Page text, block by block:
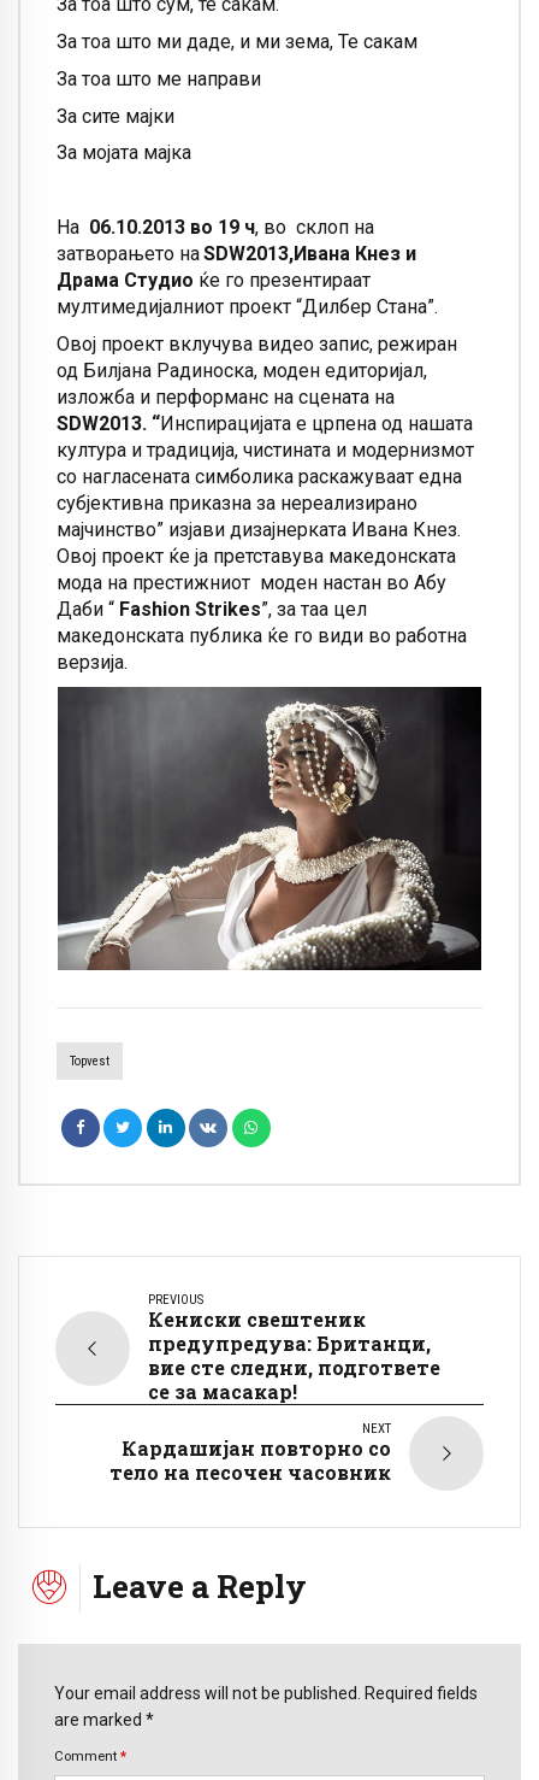
За тоа што сум, те сакам.
За тоа што ми даде, и ми зема, Те сакам
За тоа што ме направи
За сите мајки
За мојата мајка
На 06.10.2013 во 19 ч, во склоп на
затворањето наSDW2013,Ивана Кнез и
Драма Студио ќе го презентираат
мултимедијалниот проект “Дилбер Стана”.
Овој проект вклучува видео запис, режиран
од Билјана Радиноска, моден едиторијал,
изложба и перформанс на сцената на
SDW2013. “Инспирацијата е црпена од нашата
култура и традиција, чистината и модернизмот
со нагласената симболика раскажуваат една
субјективна приказна за нереализирано
мајчинство” изјави дизајнерката Ивана Кнез.
Овој проект ќе ја претставува македонската
мода на престижниот моден настан во Абу
Даби “ Fashion Strikes”, за таа цел
македонската публика ќе го види во работна
верзија.
Topvest
PREVIOUS
Кениски свештеник
предупредува: Британци,
вие сте следни, подгответе
се за масакар!
NEXT
Кардашијан повторно со
тело на песочен часовник
Leave a Reply
Your email address will not be published. Required fields
are marked *
Comment *